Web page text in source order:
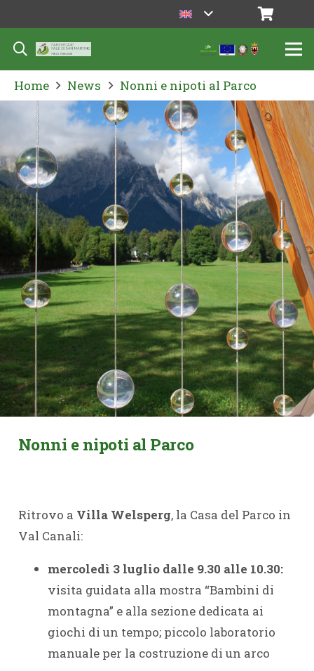
Home News Nonni e nipoti al Parco
Nonni e nipoti al Parco
Ritrovo a Villa Welsperg, la Casa del Parco in
Val Canali:
mercoledì 3 luglio dalle 9.30 alle 10.30:
visita guidata alla mostra “Bambini di
montagna” e alla sezione dedicata ai
giochi di un tempo; piccolo laboratorio
manuale per la costruzione di un arco